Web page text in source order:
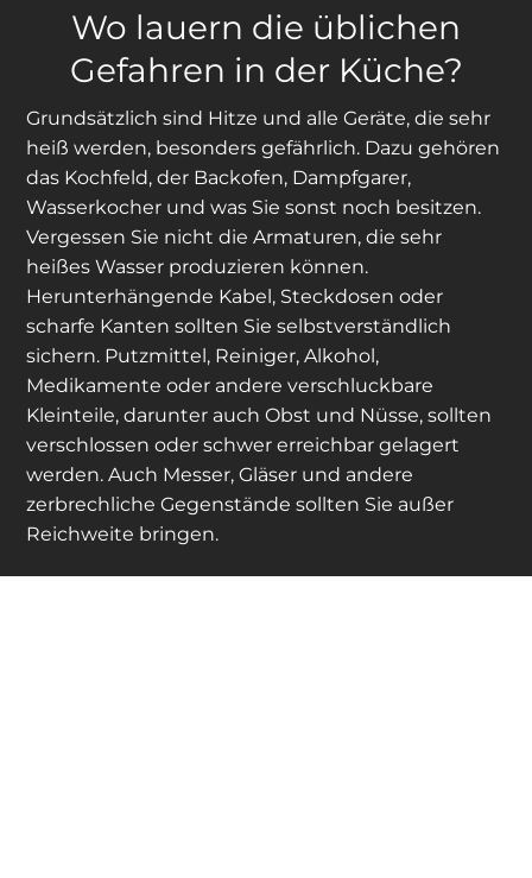
Wo lauern die üblichen
Gefahren in der Küche?
Grundsätzlich sind Hitze und alle Geräte, die sehr
heiß werden, besonders gefährlich. Dazu gehören
das Kochfeld, der Backofen, Dampfgarer,
Wasserkocher und was Sie sonst noch besitzen.
Vergessen Sie nicht die Armaturen, die sehr
heißes Wasser produzieren können.
Herunterhängende Kabel, Steckdosen oder
scharfe Kanten sollten Sie selbstverständlich
sichern. Putzmittel, Reiniger, Alkohol,
Medikamente oder andere verschluckbare
Kleinteile, darunter auch Obst und Nüsse, sollten
verschlossen oder schwer erreichbar gelagert
werden. Auch Messer, Gläser und andere
zerbrechliche Gegenstände sollten Sie außer
Reichweite bringen.